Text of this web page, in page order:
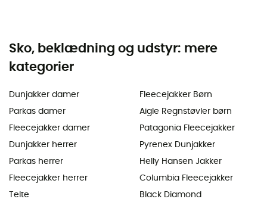
Sko, beklædning og udstyr: mere
kategorier
Dunjakker damer
Parkas damer
Fleecejakker damer
Dunjakker herrer
Parkas herrer
Fleecejakker herrer
Telte
Fleecejakker Børn
Aigle Regnstøvler børn
Patagonia Fleecejakker
Pyrenex Dunjakker
Helly Hansen Jakker
Columbia Fleecejakker
Black Diamond